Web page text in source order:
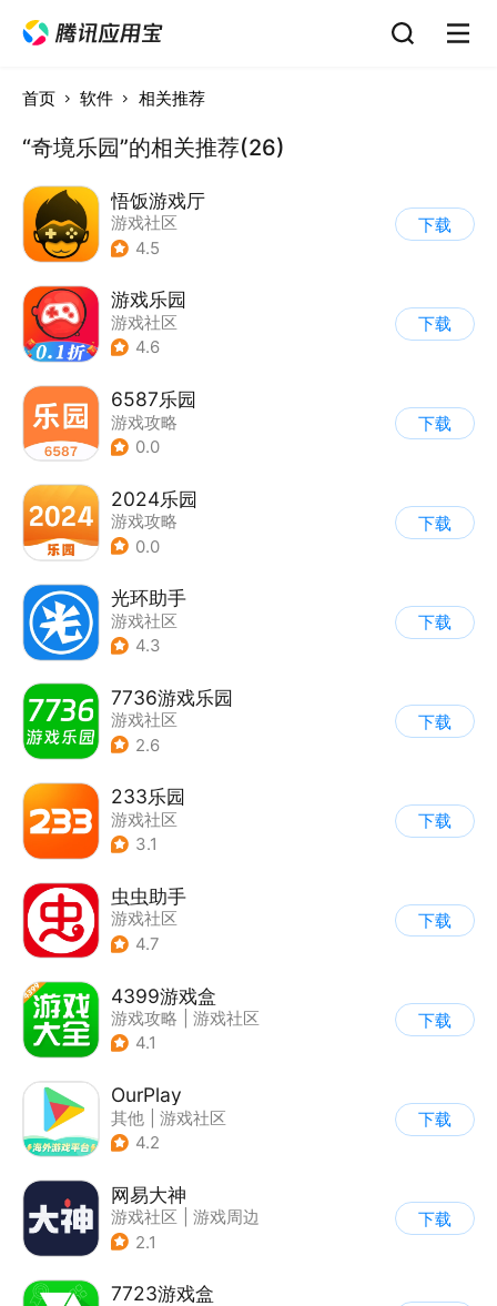
首页 软件 相关推荐
“奇境乐园”的相关推荐(26)
悟饭游戏厅
游戏社区
4.5
下载
游戏乐园
游戏社区
4.6
下载
6587乐园
游戏攻略
0.0
下载
2024乐园
游戏攻略
0.0
下载
光环助手
游戏社区
4.3
下载
7736游戏乐园
游戏社区
2.6
下载
233乐园
游戏社区
3.1
下载
虫虫助手
游戏社区
4.7
下载
4399游戏盒
游戏攻略
游戏社区
4.1
下载
OurPlay
其他
游戏社区
4.2
下载
网易大神
游戏社区
游戏周边
2.1
下载
7723游戏盒